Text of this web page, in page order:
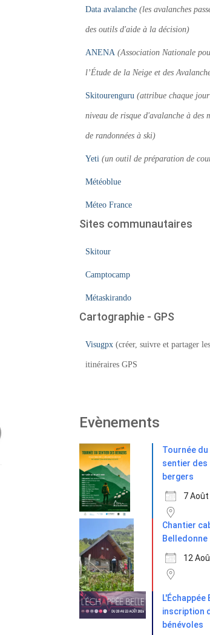
Data avalanche (les avalanches
des outils d'aide à la décision)
ANENA (Association Nationale
l’Étude de la Neige et des
Skitourenguru (attribue chaque
niveau de risque d'avalanche à des
de randonnées à ski)
Yeti (un outil de préparation de
Météoblue
Méteo France
Sites communautaires
Skitour
Camptocamp
Métaskirando
Cartographie - GPS
Visugpx(créer, suivre et partager les
itinéraires GPS
Evènements
Tournée du
sentier des
bergers
7 Août
Chantier
Belledonne
12
L'Échappée
inscription
bénévoles